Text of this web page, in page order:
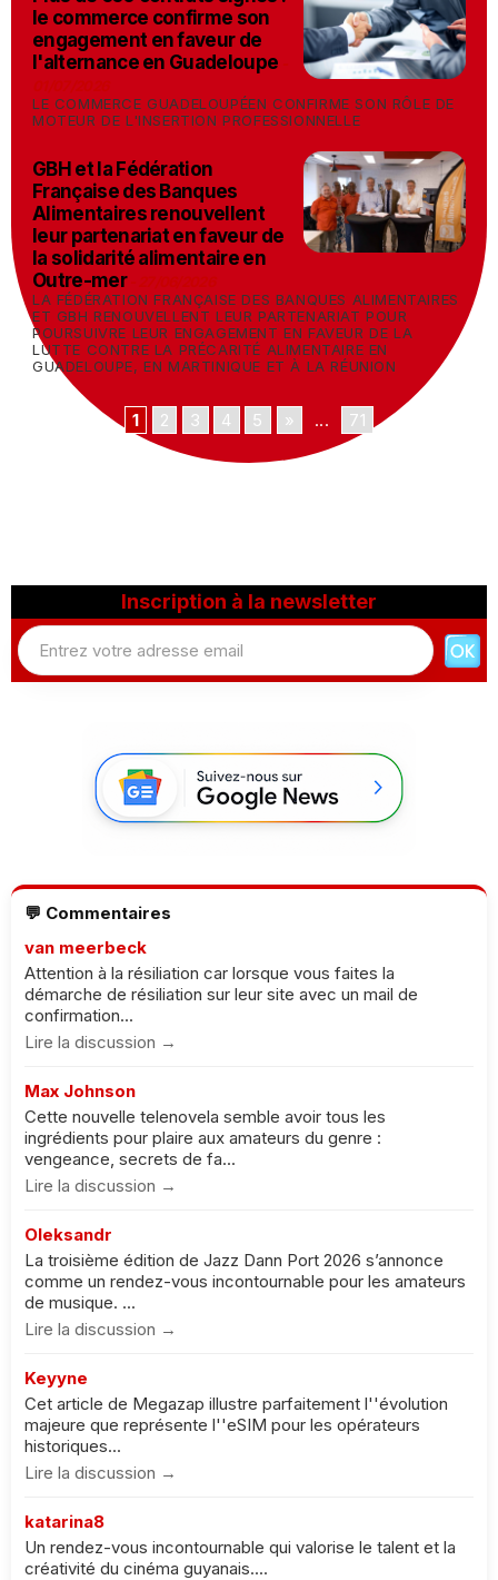
le commerce confirme son
engagement en faveur de
l'alternance en Guadeloupe
LE COMMERCE GUADELOUPÉEN CONFIRME SON RÔLE DE
MOTEUR DE L'INSERTION PROFESSIONNELLE
GBH et la Fédération
Française des Banques
Alimentaires renouvellent
leur partenariat en faveur de
la solidarité alimentaire en
Outre-mer
LA FÉDÉRATION FRANÇAISE DES BANQUES ALIMENTAIRES
ET GBH RENOUVELLENT LEUR PARTENARIAT POUR
POURSUIVRE LEUR ENGAGEMENT EN FAVEUR DE LA
LUTTE CONTRE LA PRÉCARITÉ ALIMENTAIRE EN
GUADELOUPE, EN MARTINIQUE ET À LA RÉUNION
1 2 3 4 5 » ... 71
Inscription à la newsletter
💬 Commentaires
van meerbeck
Attention à la résiliation car lorsque vous faites la
démarche de résiliation sur leur site avec un mail de
confirmation...
Lire la discussion →
Max Johnson
Cette nouvelle telenovela semble avoir tous les
ingrédients pour plaire aux amateurs du genre :
vengeance, secrets de fa...
Lire la discussion →
Oleksandr
La troisième édition de Jazz Dann Port 2026 s’annonce
comme un rendez-vous incontournable pour les amateurs
de musique. ...
Lire la discussion →
Keyyne
Cet article de Megazap illustre parfaitement l''évolution
majeure que représente l''eSIM pour les opérateurs
historiques...
Lire la discussion →
katarina8
Un rendez-vous incontournable qui valorise le talent et la
créativité du cinéma guyanais....